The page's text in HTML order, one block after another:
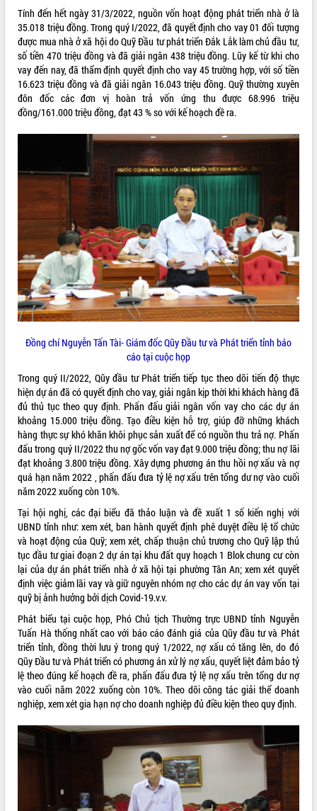
LIÊN KẾT WEB
THỐNG KÊ TRUY CẬP
Hôm nay: 38311
66083634
Tính đến hết ngày 31/3/2022, nguồn vốn hoạt động phát triển nhà ở là
35.018 triệu đồng. Trong quý I/2022, đã quyết định cho vay 01 đối tượng
được mua nhà ở xã hội do Quỹ Đầu tư phát triển Đắk Lắk làm chủ đầu tư,
số tiền 470 triệu đồng và đã giải ngân 438 triệu đồng. Lũy kế từ khi cho
vay đến nay, đã thẩm định quyết định cho vay 45 trường hợp, với số tiền
16.623 triệu đồng và đã giải ngân 16.043 triệu đồng. Quỹ thường xuyên
đôn đốc các đơn vị hoàn trả vốn ứng thu được 68.996 triệu
đồng/161.000 triệu đồng, đạt 43 % so với kế hoạch đề ra.
Đồng chí Nguyễn Tấn Tài- Giám đốc Qũy Đầu tư và Phát triển tỉnh báo
cáo tại cuộc họp
Trong quý II/2022, Qũy đầu tư Phát triển tiếp tục theo dõi tiến độ thực
hiện dự án đã có quyết định cho vay, giải ngân kịp thời khi khách hàng đã
đủ thủ tục theo quy định. Phấn đấu giải ngân vốn vay cho các dự án
khoảng 15.000 triệu đồng. Tạo điều kiện hỗ trợ, giúp đỡ những khách
hàng thực sự khó khăn khôi phục sản xuất để có nguồn thu trả nợ. Phấn
đấu trong quý II/2022 thu nợ gốc vốn vay đạt 9.000 triệu đồng; thu nợ lãi
đạt khoảng 3.800 triệu đồng. Xây dựng phương án thu hồi nợ xấu và nợ
quá hạn năm 2022 , phấn đấu đưa tỷ lệ nợ xấu trên tổng dư nợ vào cuối
năm 2022 xuống còn 10%.
Tại hội nghị, các đại biểu đã thảo luận và đề xuất 1 số kiến nghị với
UBND tỉnh như: xem xét, ban hành quyết định phê duyệt điều lệ tổ chức
và hoạt động của Quỹ; xem xét, chấp thuận chủ trương cho Quỹ lập thủ
tục đầu tư giai đoạn 2 dự án tại khu đất quy hoạch 1 Blok chung cư còn
lại của dự án phát triển nhà ở xã hội tại phường Tân An; xem xét quyết
định việc giảm lãi vay và giữ nguyên nhóm nợ cho các dự án vay vốn tại
quỹ bị ảnh hưởng bởi dịch Covid-19.v.v.
Phát biểu tại cuộc họp, Phó Chủ tịch Thường trực UBND tỉnh Nguyễn
Tuấn Hà thống nhất cao với báo cáo đánh giá của Qũy đầu tư và Phát
triển tỉnh, đồng thời lưu ý trong quý 1/2022, nợ xấu có tăng lên, do đó
Qũy Đầu tư và Phát triển có phương án xử lý nợ xấu, quyết liệt đảm bảo tỷ
lệ theo đúng kế hoạch đề ra, phấn đấu đưa tỷ lệ nợ xấu trên tổng dư nợ
vào cuối năm 2022 xuống còn 10%. Theo dõi công tác giải thể doanh
nghiệp, xem xét gia hạn nợ cho doanh nghiệp đủ điều kiện theo quy định.